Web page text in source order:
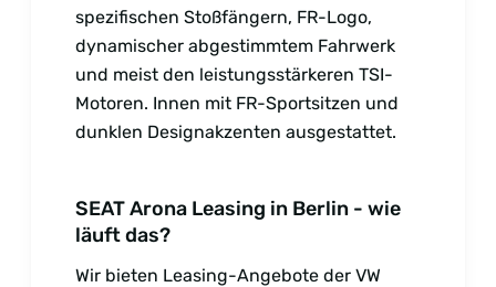
spezifischen Stoßfängern, FR-Logo,
dynamischer abgestimmtem Fahrwerk
und meist den leistungsstärkeren TSI-
Motoren. Innen mit FR-Sportsitzen und
dunklen Designakzenten ausgestattet.
SEAT Arona Leasing in Berlin - wie
läuft das?
Wir bieten Leasing-Angebote der VW